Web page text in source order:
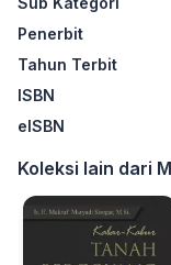
Penerbit
Tahun Terbit
ISBN
eISBN
Koleksi lain dari